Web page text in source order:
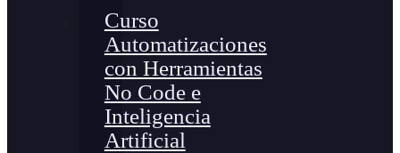
Curso
Automatizaciones
con Herramientas
No Code e
Inteligencia
Artificial